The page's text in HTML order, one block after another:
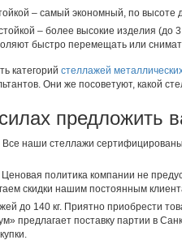
– самый экономный, по высоте
– более высокие изделия (до
быстро перемещать или
категорий стеллажей
Они же посоветуют, какой
предложить
Все наши стеллажи
Ценовая политика компании не
скидки нашим постоянным
до 140 кг. Приятно приобрести
предлагает поставку партии в